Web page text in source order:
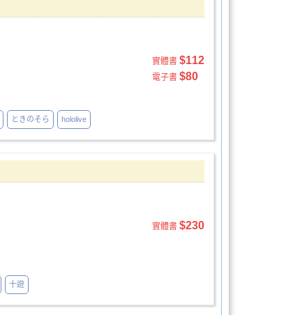
實體書 $112
電子書 $80
ときのそら hololive
實體書 $230
十遊